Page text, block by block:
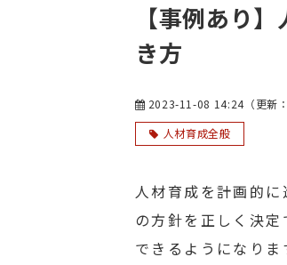
【事例あり
き方
2023-11-08 14:24（更新：
人材育成全般
人材育成を計画的
の方針を正しく決
できるようになりま